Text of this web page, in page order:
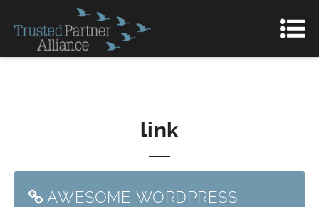
link
AWESOME WORDPRESS